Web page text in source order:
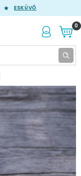
ESKÜVŐ
0